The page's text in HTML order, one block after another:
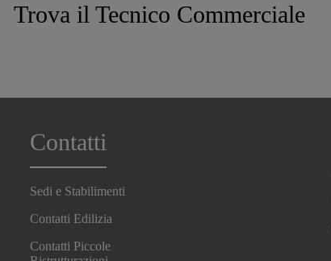
Trova il Tecnico Commerciale
Contatti
Sedi e Stabilimenti
Contatti Edilizia
Contatti Piccole